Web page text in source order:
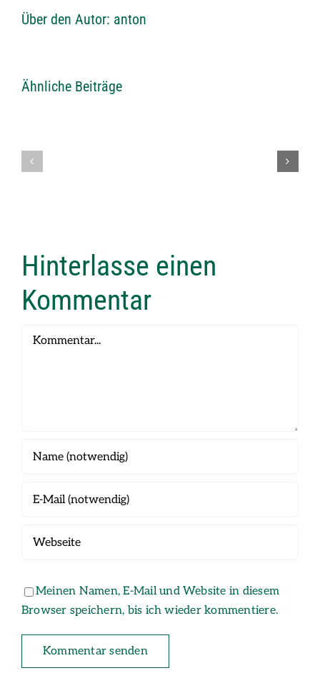
Über den Autor: anton
Ähnliche Beiträge
Einladung
Hinterlasse einen
Kommentar
Kommentar
Meinen Namen, E-Mail und Website in diesem
Browser speichern, bis ich wieder kommentiere.